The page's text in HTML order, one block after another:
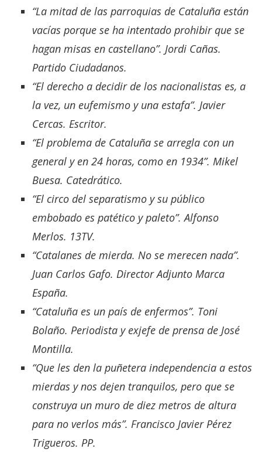
“La mitad de las parroquias de Cataluña están
vacías porque se ha intentado prohibir que se
hagan misas en castellano”. Jordi Cañas.
Partido Ciudadanos.
“El derecho a decidir de los nacionalistas es, a
la vez, un eufemismo y una estafa”. Javier
Cercas. Escritor.
“El problema de Cataluña se arregla con un
general y en 24 horas, como en 1934”. Mikel
Buesa. Catedrático.
“El circo del separatismo y su público
embobado es patético y paleto”. Alfonso
Merlos. 13TV.
“Catalanes de mierda. No se merecen nada”.
Juan Carlos Gafo. Director Adjunto Marca
España.
“Cataluña es un país de enfermos”. Toni
Bolaño. Periodista y exjefe de prensa de José
Montilla.
“Que les den la puñetera independencia a estos
mierdas y nos dejen tranquilos, pero que se
construya un muro de diez metros de altura
para no verlos más”. Francisco Javier Pérez
Trigueros. PP.